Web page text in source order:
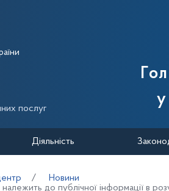
Державної
послуг
Діяльність
Новини
належить до публічної інформації в